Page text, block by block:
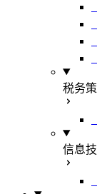
税务
信息